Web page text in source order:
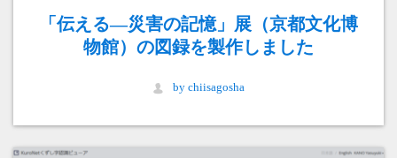
「伝える―災害の記憶」展（京都文化博
物館）の図録を製作しました
by chiisagosha